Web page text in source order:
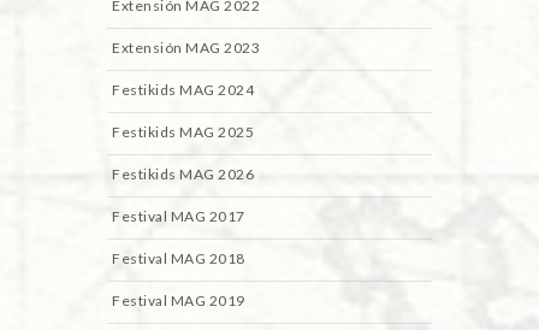
Extensión MAG 2022
Extensión MAG 2023
Festikids MAG 2024
Festikids MAG 2025
Festikids MAG 2026
Festival MAG 2017
Festival MAG 2018
Festival MAG 2019